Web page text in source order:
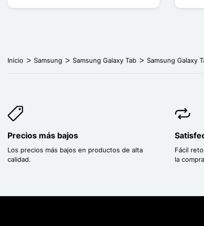
Inicio Samsung Samsung Galaxy Tab Samsung Galaxy
Precios más bajos
Los precios más bajos en productos de alta
calidad.
Fácil
la